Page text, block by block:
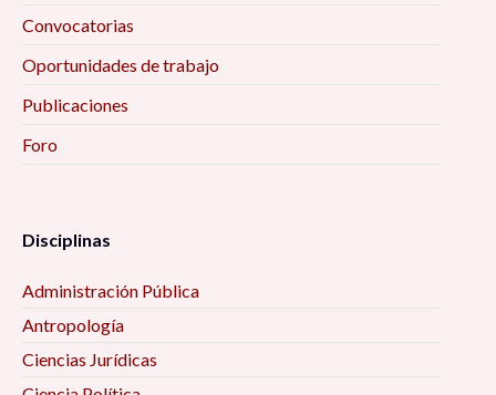
Convocatorias
Oportunidades de trabajo
Publicaciones
Foro
Disciplinas
Administración Pública
Antropología
Ciencias Jurídicas